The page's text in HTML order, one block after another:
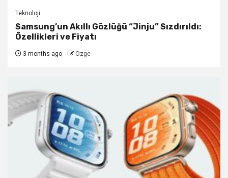
Teknoloji
Samsung’un Akıllı Gözlüğü “Jinju” Sızdırıldı:
Özellikleri ve Fiyatı
3 months ago Ozge